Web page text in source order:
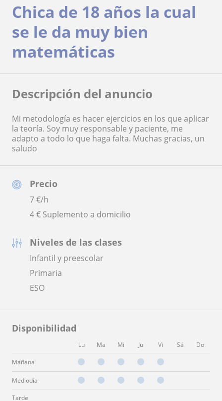
Precio
7€/h
4 € Suplemento a domicilio
Niveles de las clases
Infantil y preescolar
Primaria
ESO
Disponibilidad
Lu Ma Mi Ju Vi Sá Do
Mañana
Mediodía
Tarde
Chica de 18 años la cual
se le da muy bien
matemáticas
Descripción del anuncio
Mi metodología es hacer ejercicios en los que aplicar
la teoría. Soy muy responsable y paciente, me
adapto a todo lo que haga falta. Muchas gracias, un
saludo